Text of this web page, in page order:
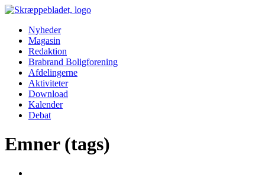
Nyheder
Magasin
Redaktion
Brabrand Boligforening
Afdelingerne
Aktiviteter
Download
Kalender
Debat
Emner (tags)